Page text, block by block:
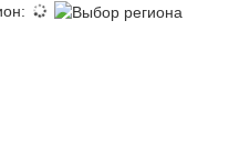
: